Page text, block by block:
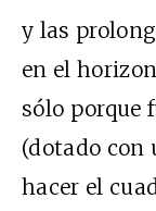
y las
en el
sólo porque
(dotado con
hacer el